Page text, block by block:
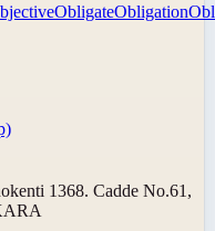
ObligateObligation
1368. Cadde No.61,